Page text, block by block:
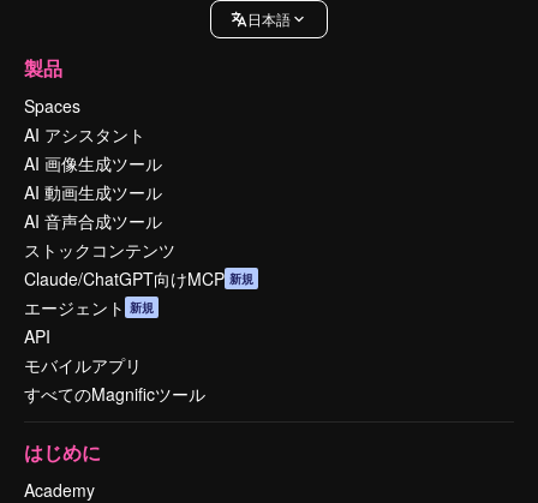
日本語
製品
Spaces
AI アシスタント
AI 画像生成ツール
AI 動画生成ツール
AI 音声合成ツール
ストックコンテンツ
Claude/ChatGPT向けMCP 新規
エージェント 新規
API
モバイルアプリ
すべてのMagnificツール
はじめに
Academy